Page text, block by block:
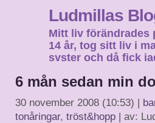
Ludmillas
Mitt liv förändrades
14 år, tog sitt liv i
syster och då fick
6 mån sedan min
30 november 2008 (10:53) |
tonåringar, tröst&hopp | av: